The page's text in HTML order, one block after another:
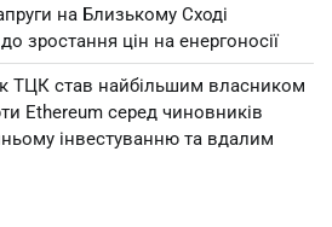
на Близькому Сході
зростання цін на енергоносії
ТЦК став найбільшим власником
Ethereum серед чиновників
інвестуванню та вдалим